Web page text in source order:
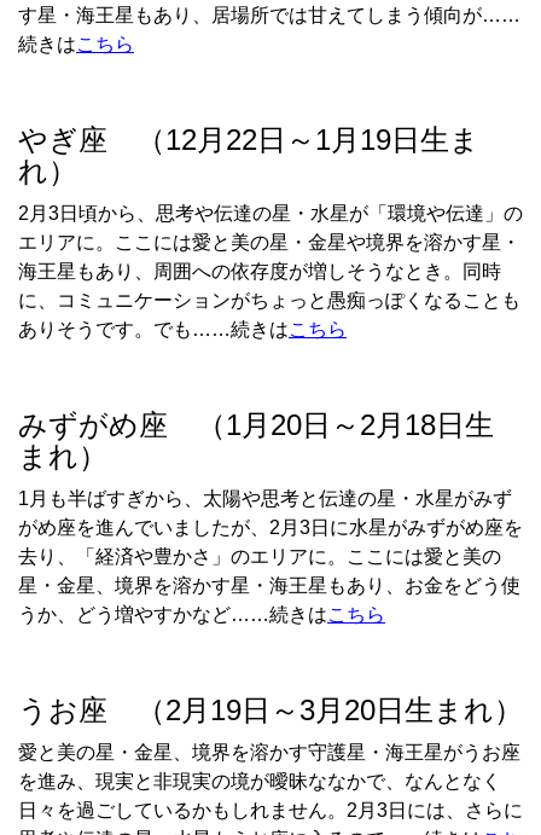
す星・海王星もあり、居場所では甘えてしまう傾向が……
続きはこちら
やぎ座 （12月22日～1月19日生ま
れ）
2 月 3日頃から、思考や伝達の星・水星が「環境や伝達」の
エリアに。ここには愛と美の星・金星や境界を溶かす星・
海王星もあり、周囲への依存度が増しそうなとき。同時
に、コミュニケーションがちょっと愚痴っぽくなることも
ありそうです。でも……続きはこちら
みずがめ座 （1月20日～2月18日生
まれ）
1 月も半ばすぎから、太陽や思考と伝達の星・水星がみず
がめ座を進んでいましたが、 2 月 3日に水星がみずがめ座を
去り、「経済や豊かさ」のエリアに。ここには愛と美の
星・金星、境界を溶かす星・海王星もあり、お金をどう使
うか、どう増やすかなど……続きはこちら
うお座 （2月19日～3月20日生まれ）
愛と美の星・金星、境界を溶かす守護星・海王星がうお座
を進み、現実と非現実の境が曖昧ななかで、なんとなく
日々を過ごしているかもしれません。 2 月 3日には、さらに